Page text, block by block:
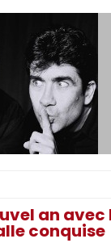
an avec
conquise